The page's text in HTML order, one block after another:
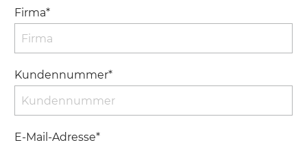
Firma*
Kundennummer*
E-Mail-Adresse*